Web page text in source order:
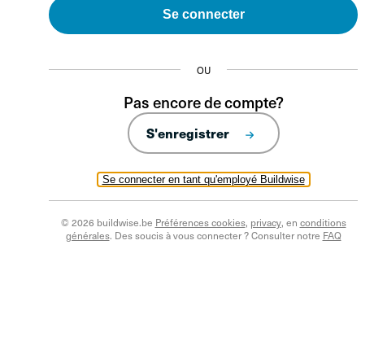
Se connecter en tant qu'employé Buildwise
Se connecter
OU
Pas encore de compte?
S'enregistrer
© 2026 buildwise.be Préférences cookies, privacy, en conditions
générales. Des soucis à vous connecter ? Consulter notre FAQ